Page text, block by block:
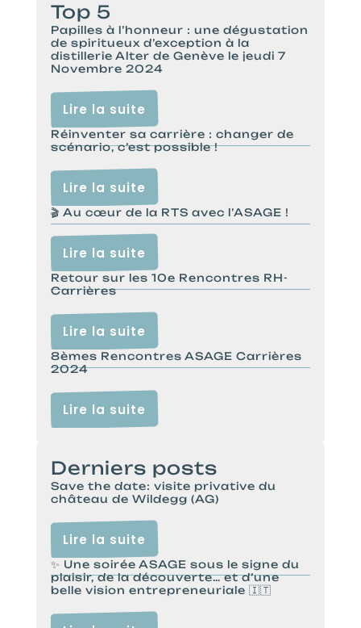
Top 5
Papilles à l’honneur : une dégustation
de spiritueux d’exception à la
distillerie Alter de Genève le jeudi 7
Novembre 2024
Lire la suite
Réinventer sa carrière : changer de
scénario, c’est possible !
Lire la suite
🎬 Au cœur de la RTS avec l’ASAGE !
Lire la suite
Retour sur les 10e Rencontres RH-
Carrières
Lire la suite
8èmes Rencontres ASAGE Carrières
2024
Lire la suite
Derniers posts
Save the date: visite privative du
château de Wildegg (AG)
Lire la suite
✨ Une soirée ASAGE sous le signe du
plaisir, de la découverte… et d’une
belle vision entrepreneuriale 🇮🇹